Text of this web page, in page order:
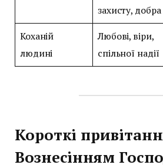
захисту, добра
Коханій
людині
Любові, віри,
спільної надії
Короткі
Вознесінням